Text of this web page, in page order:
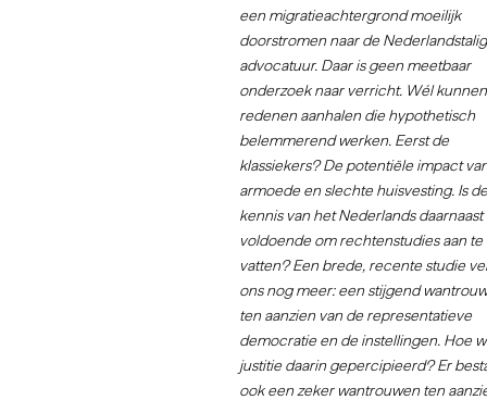
een migratieachtergrond moeilijk
doorstromen naar de
advocatuur. Daar is geen meetbaar
onderzoek naar verricht. Wél
redenen aanhalen die hypothetisch
belemmerend werken. Eerst de
klassiekers? De potentiële impact
armoede en slechte huisvesting. Is de
kennis van het Nederlands daarnaast
voldoende om rechtenstudies aan te
vatten? Een brede, recente studie
ons nog meer: een stijgend
ten aanzien van de representatieve
democratie en de instellingen. Hoe
justitie daarin gepercipieerd? Er
ook een zeker wantrouwen ten